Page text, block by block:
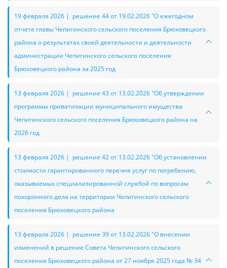
19 февраля 2026 | решение 44 от 19.02.2026 "О ежегодном
отчете главы Чепигинского сельского поселения Брюховецкого
района о результатах своей деятельности и деятельности
администрации Чепигинского сельского поселения
Брюховецкого района за 2025 год
13 февраля 2026 | решение 43 от 13.02.2026 "Об утверждении
программы приватизации муниципального имущества
Чепигинского сельского поселения Брюховецкого района на
2026 год
13 февраля 2026 | решение 42 от 13.02.2026 "Об установлении
стоимости гарантированного перечня услуг по погребению,
оказываемых специализированной службой по вопросам
похоронного дела на территории Чепигинского сельского
поселения Брюховецкого района
13 февраля 2026 | решение 39 от 13.02.2026 "О внесении
изменений в решение Совета Чепигинского сельского
поселения Брюховецкого района от 27 ноября 2025 года № 34